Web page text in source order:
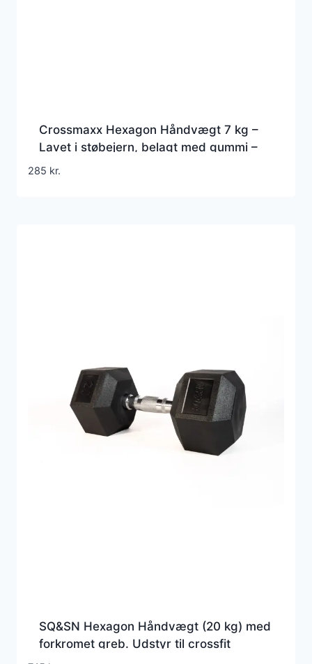
Crossmaxx Hexagon Håndvægt 7 kg –
Lavet i støbejern, belagt med gummi –
Riflet håndtag for godt greb – Til crossfit
285 kr.
SQ&SN Hexagon Håndvægt (20 kg) med
forkromet greb. Udstyr til crossfit
træning, styrketræning og funktionel